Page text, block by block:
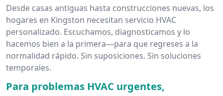
Desde casas antiguas hasta construcciones nuevas, los
hogares en Kingston necesitan servicio HVAC
personalizado. Escuchamos, diagnosticamos y lo
hacemos bien a la primera—para que regreses a la
normalidad rápido. Sin suposiciones. Sin soluciones
temporales.
Para problemas HVAC urgentes,